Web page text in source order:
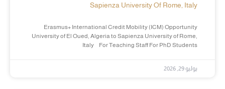
Sapienza University Of Rome, Italy
Erasmus+ International Credit Mobility (ICM) Opportunity
University of El Oued, Algeria to Sapienza University of Rome,
Italy For Teaching Staff For PhD Students
يوليو 29, 2026